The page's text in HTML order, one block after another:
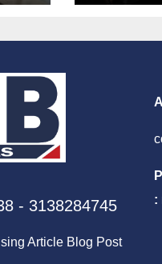
para
- 3138284745
Article Blog Post
: